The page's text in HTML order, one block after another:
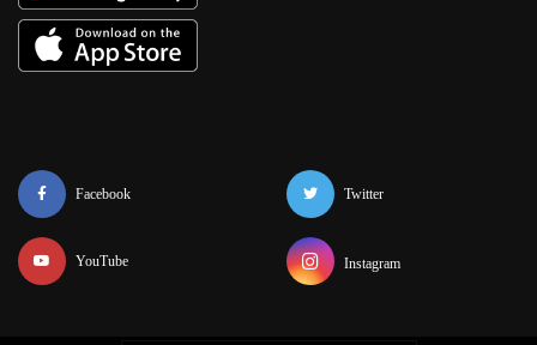
Facebook
YouTube
Twitter
Instagram